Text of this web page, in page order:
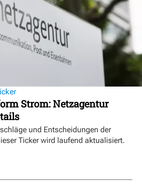
Strom: Netzagentur
und Entscheidungen der
Ticker wird laufend aktualisiert.